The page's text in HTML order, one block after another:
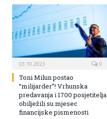
03.10.2023 0
Toni Milun postao
“milijarder”! Vrhunska
predavanja i 1700 posjetitelja
obilježili su mjesec
financijske pismenosti